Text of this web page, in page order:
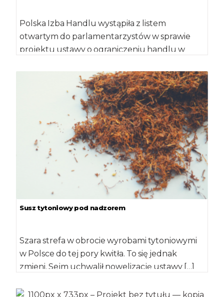
Polska Izba Handlu wystąpiła z listem
otwartym do parlamentarzystów w sprawie
projektu ustawy o ograniczeniu handlu w
Susz tytoniowy pod nadzorem
Szara strefa w obrocie wyrobami tytoniowymi
w Polsce do tej pory kwitła. To się jednak
zmieni. Sejm uchwalił nowelizację ustawy […]